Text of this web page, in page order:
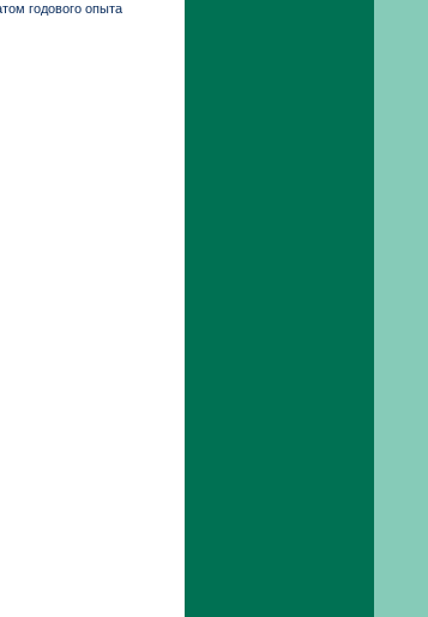
годового опыта